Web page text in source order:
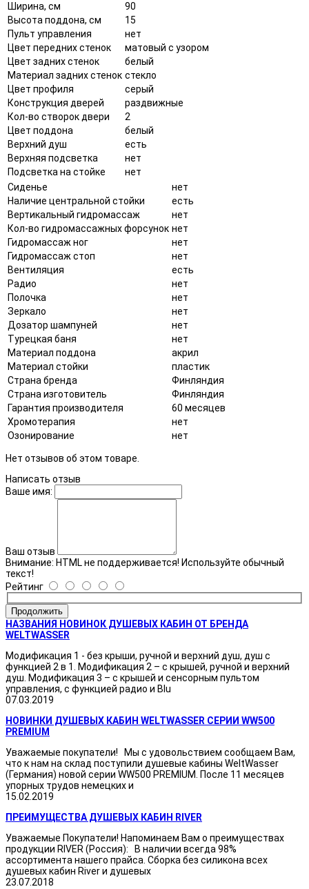
Ширина, см
90
Высота поддона, см
15
Пульт управления
нет
Цвет передних стенок
матовый с узором
Цвет задних стенок
белый
Материал задних стенок стекло
Цвет профиля
серый
Конструкция дверей
раздвижные
Кол-во створок двери
2
Цвет поддона
белый
Верхний душ
есть
Верхняя подсветка
нет
Подсветка на стойке
нет
Сиденье
нет
Наличие центральной стойки
есть
Вертикальный гидромассаж
нет
Кол-во гидромассажных форсунок нет
Гидромассаж ног
нет
Гидромассаж стоп
нет
Вентиляция
есть
Радио
нет
Полочка
нет
Зеркало
нет
Дозатор шампуней
нет
Турецкая баня
нет
Материал поддона
акрил
Материал стойки
пластик
Страна бренда
Финляндия
Страна изготовитель
Финляндия
Гарантия производителя
60 месяцев
Хромотерапия
нет
Озонирование
нет
Нет отзывов об этом товаре.
Написать отзыв
Ваше имя:
Ваш отзыв
Внимание: HTML не поддерживается! Используйте обычный
текст!
Рейтинг
Продолжить
НАЗВАНИЯ НОВИНОК ДУШЕВЫХ КАБИН ОТ БРЕНДА
WELTWASSER
Модификация 1 - без крыши, ручной и верхний душ, душ с
функцией 2 в 1. Модификация 2 – с крышей, ручной и верхний
душ. Модификация 3 – с крышей и сенсорным пультом
управления, с функцией радио и Blu
07.03.2019
НОВИНКИ ДУШЕВЫХ КАБИН WELTWASSER СЕРИИ WW500
PREMIUM
Уважаемые покупатели! Мы с удовольствием сообщаем Вам,
что к нам на склад поступили душевые кабины WeltWasser
(Германия) новой серии WW500 PREMIUM. После 11 месяцев
упорных трудов немецких и
15.02.2019
ПРЕИМУЩЕСТВА ДУШЕВЫХ КАБИН RIVER
Уважаемые Покупатели! Напоминаем Вам о преимуществах
продукции RIVER (Россия): В наличии всегда 98%
ассортимента нашего прайса. Сборка без силикона всех
душевых кабин River и душевых
23.07.2018